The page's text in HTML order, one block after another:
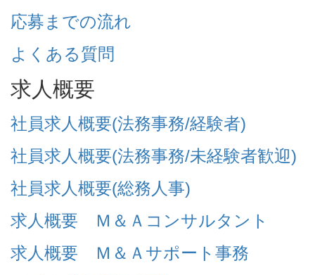
応募までの流れ
よくある質問
求人概要
社員求人概要(法務事務/経験者)
社員求人概要(法務事務/未経験者歓迎)
社員求人概要(総務人事)
求人概要 Ｍ＆Ａコンサルタント
求人概要 Ｍ＆Ａサポート事務